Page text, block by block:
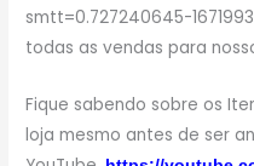
smtt=0.727240645-
todas as vendas para
Fique sabendo sobre os
loja mesmo antes de ser